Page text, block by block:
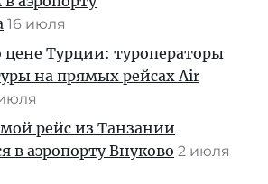
16 июля
цене Турции: туроператоры
на прямых рейсах Air
рейс из Танзании
в аэропорту Внуково 2 июля